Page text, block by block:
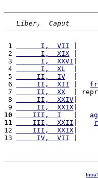
Liber,  Caput
1
      I,  VII
|
2
      I,  XIX
|
3
      I,  XXVI
4
      I,  XL
|
5
     II,  IV
|
6
     II,  XII
7
     II,  XX
|
8
     II,  XXIV
9
     II,  XXIX
|
10
    III,  I
11
    III,  XXII
12
    III,  XXIX
|
13
     IV,  VII
|